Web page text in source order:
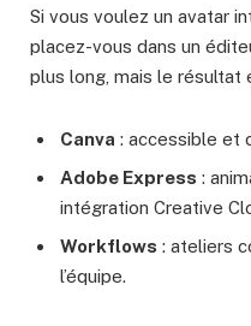
Si vous voulez un avatar
placez-vous dans un
plus long, mais le résultat
Canva : accessible et
Adobe Express :
intégration Creative
Workflows : ateliers
l’équipe.